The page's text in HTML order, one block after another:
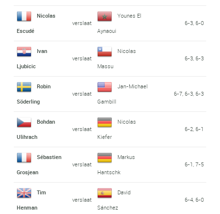
Nicolas
Escudé
verslaat
Younes El
Aynaoui
6-3, 6-0
Ivan
Ljubicic
verslaat
Nicolas
Massu
6-3, 6-3
Robin
Söderling
verslaat
Jan-Michael
Gambill
6-7, 6-3, 6-3
Bohdan
Ulihrach
verslaat
Nicolas
Kiefer
6-2, 6-1
Sébastien
Grosjean
verslaat
Markus
Hantschk
6-1, 7-5
Tim
Henman
verslaat
David
Sánchez
6-4, 6-0